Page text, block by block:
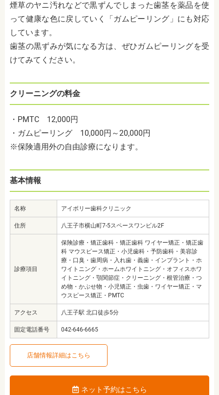
煙草のヤニ汚れなどで黒ずんでしまった歯茎を薬品を使
って健康な色に戻していく「ガムピーリング」にも対応
しています。
歯茎の黒ずみが気になる方は、ぜひガムピーリングを受
けてみてください。
クリーニングの料金
・PMTC 12,000円
・ガムピーリング 10,000円～20,000円
※保険適用外の自由診療になります。
基本情報
名称 アイボリー歯科クリニック
住所 八王子市横山町7-5スペースワンビル2F
診療項目
保険診療・矯正歯科・矯正歯科 ワイヤー矯正・矯正歯
科 マウスピース矯正・小児歯科・予防歯科・美容診
療・口臭・歯周病・入れ歯・義歯・インプラント・ホ
ワイトニング・ホームホワイトニング・オフィスホワ
イトニング・顎関節症・クリーニング・根管治療・つ
め物・かぶせ物・小児矯正・虫歯・ワイヤー矯正・マ
ウスピース矯正・PMTC
アクセス 八王子駅 北口徒歩5分
固定電話番号 042-646-6665
店舗情報詳細はこちら
ネット予約はこちら